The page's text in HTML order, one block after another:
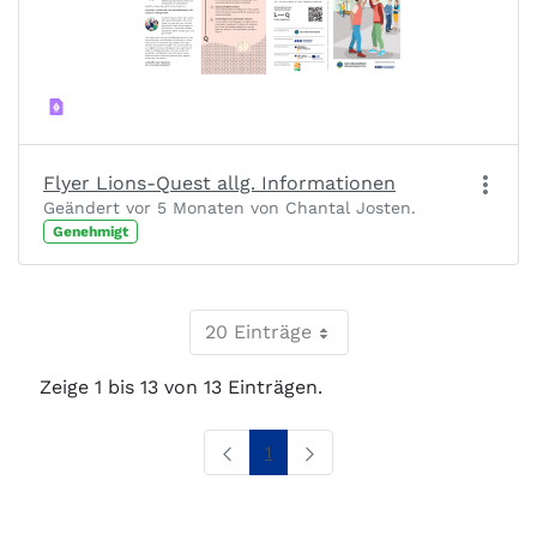
Flyer Lions-Quest allg. Informationen
Geändert vor 5 Monaten von Chantal Josten.
Genehmigt
20 Einträge
Zeige 1 bis 13 von 13 Einträgen.
Seite
1